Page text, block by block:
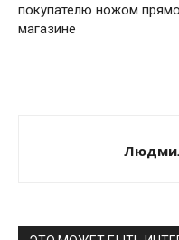
покупателю ножом
магазине